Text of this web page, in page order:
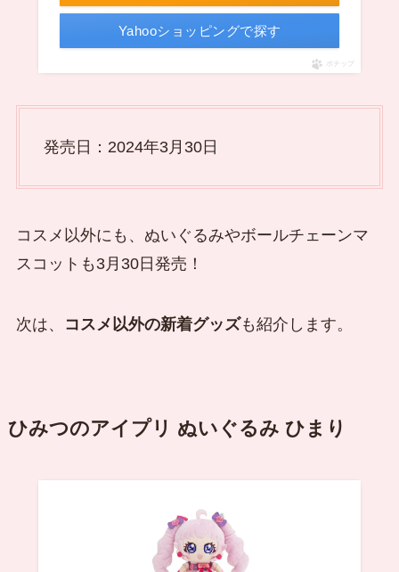
Yahooショッピングで探す
ポチップ
発売日：2024年3月30日
コスメ以外にも、ぬいぐるみやボールチェーンマ
スコットも3月30日発売！
次は、 コスメ以外の新着グッズも紹介します。
ひみつのアイプリ ぬいぐるみ ひまり